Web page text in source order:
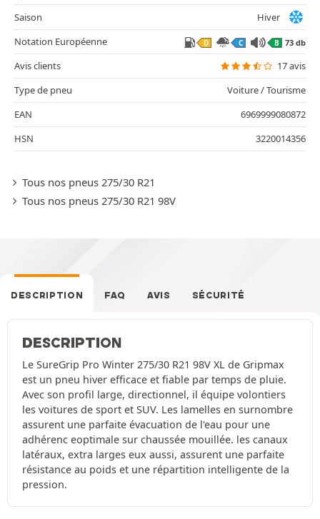
Saison
Hiver
Notation Européenne
D C B 73 db
Avis clients
17 avis
Type de pneu
Voiture / Tourisme
EAN
6969999080872
HSN
3220014356
Tous nos pneus 275/30 R21
Tous nos pneus 275/30 R21 98V
DESCRIPTION FAQ AVIS SÉCURITÉ
DESCRIPTION
Le SureGrip Pro Winter 275/30 R21 98V XL de Gripmax
est un pneu hiver efficace et fiable par temps de pluie.
Avec son profil large, directionnel, il équipe volontiers
les voitures de sport et SUV. Les lamelles en surnombre
assurent une parfaite évacuation de l'eau pour une
adhérenc eoptimale sur chaussée mouillée. les canaux
latéraux, extra larges eux aussi, assurent une parfaite
résistance au poids et une répartition intelligente de la
pression.